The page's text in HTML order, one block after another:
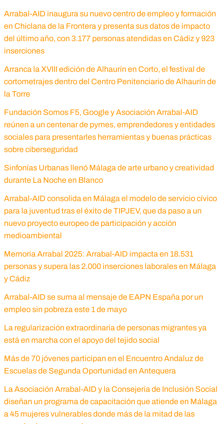
Arrabal-AID inaugura su nuevo centro de empleo y formación
en Chiclana de la Frontera y presenta sus datos de impacto
del último año, con 3.177 personas atendidas en Cádiz y 923
inserciones
Arranca la XVIII edición de Alhaurín en Corto, el festival de
cortometrajes dentro del Centro Penitenciario de Alhaurín de
la Torre
Fundación Somos F5, Google y Asociación Arrabal-AID
reúnen a un centenar de pymes, emprendedores y entidades
sociales para presentarles herramientas y buenas prácticas
sobre ciberseguridad
Sinfonías Urbanas llenó Málaga de arte urbano y creatividad
durante La Noche en Blanco
Arrabal-AID consolida en Málaga el modelo de servicio cívico
para la juventud tras el éxito de TIPJEV, que da paso a un
nuevo proyecto europeo de participación y acción
medioambiental
Memoria Arrabal 2025: Arrabal-AID impacta en 18.531
personas y supera las 2.000 inserciones laborales en Málaga
y Cádiz
Arrabal-AID se suma al mensaje de EAPN España por un
empleo sin pobreza este 1 de mayo
La regularización extraordinaria de personas migrantes ya
está en marcha con el apoyo del tejido social
Más de 70 jóvenes participan en el Encuentro Andaluz de
Escuelas de Segunda Oportunidad en Antequera
La Asociación Arrabal-AID y la Consejería de Inclusión Social
diseñan un programa de capacitación que atiende en Málaga
a 45 mujeres vulnerables donde más de la mitad de las